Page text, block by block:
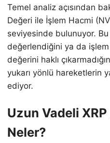
Temel analiz açısından
Değeri ile İşlem Hacmi
seviyesinde bulunuyor. Bu
değerlendiğini ya da
değerini haklı
yukarı yönlü hareketlerin
ediyor.
Uzun Vadeli
Neler?